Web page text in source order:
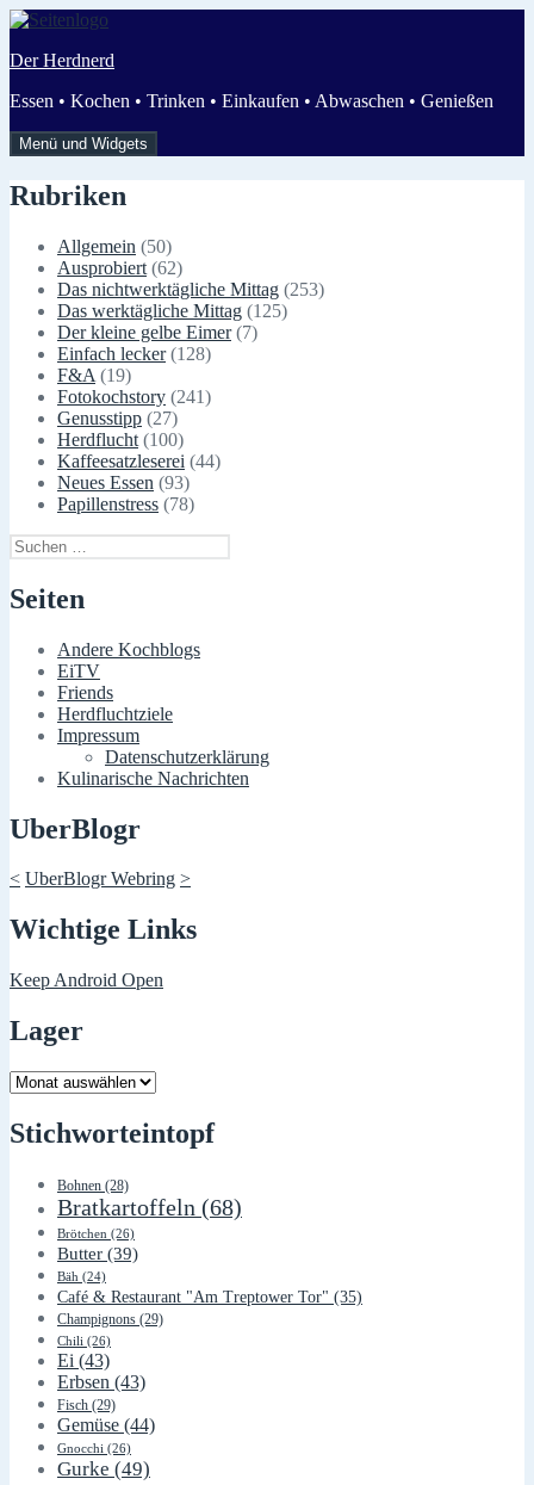
Zum
springen
Der Herdnerd
Essen • Kochen • Trinken • Einkaufen • Abwaschen • Genießen
Menü und Widgets
Rubriken
Allgemein (50)
Ausprobiert (62)
Das nichtwerktägliche Mittag (253)
Das werktägliche Mittag (125)
Der kleine gelbe Eimer(7)
Einfach lecker(128)
F&A (19)
Fotokochstory (241)
Genusstipp (27)
Herdflucht (100)
Kaffeesatzleserei (44)
Neues Essen (93)
Papillenstress (78)
Suchen
nach:
Seiten
Andere Kochblogs
EiTV
Friends
Herdfluchtziele
Impressum
Datenschutzerklärung
Kulinarische Nachrichten
UberBlogr
< UberBlogr Webring >
Wichtige Links
Keep Android Open
Lager
Lager
Stichworteintopf
Bohnen (28)
Bratkartoffeln (68)
Brötchen (26)
Butter (39)
Bäh (24)
Café & Restaurant "Am Treptower Tor" (35)
Champignons (29)
Chili (26)
Ei (43)
Erbsen (43)
Fisch (29)
Gemüse (44)
Gnocchi (26)
Gurke (49)